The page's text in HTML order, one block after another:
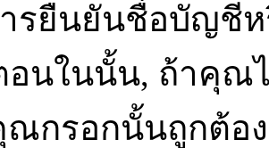
รยืนยันชื่อบัญชีห
นในนั้น, ถ้าคุณ
ณกรอกนั้นถูกต้อ